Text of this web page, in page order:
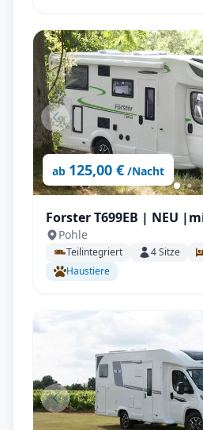
ab 125,00 € /Nacht
Forster T699EB | NEU
Längstbetten
Pohle
Teilintegriert 4Sitze
Haustiere